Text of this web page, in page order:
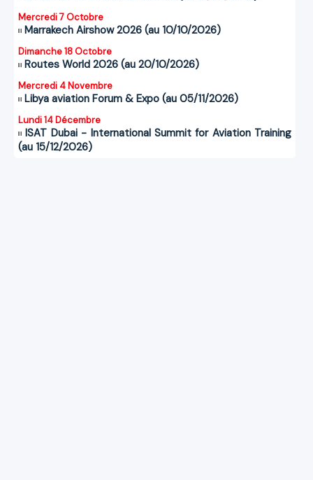
Mercredi 7 Octobre
Marrakech Airshow 2026 (au 10/10/2026)
Dimanche 18 Octobre
Routes World 2026 (au 20/10/2026)
Mercredi 4 Novembre
Libya aviation Forum & Expo (au 05/11/2026)
Lundi 14 Décembre
ISAT Dubai - International Summit for Aviation Training
(au 15/12/2026)